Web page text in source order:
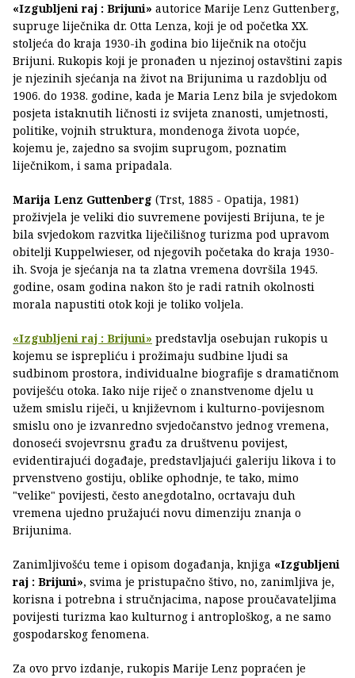
«Izgubljeni raj : Brijuni» autorice Marije Lenz Guttenberg,
supruge liječnika dr. Otta Lenza, koji je od početka XX.
stoljeća do kraja 1930-ih godina bio liječnik na otočju
Brijuni. Rukopis koji je pronađen u njezinoj ostavštini zapis
je njezinih sjećanja na život na Brijunima u razdoblju od
1906. do 1938. godine, kada je Maria Lenz bila je svjedokom
posjeta istaknutih ličnosti iz svijeta znanosti, umjetnosti,
politike, vojnih struktura, mondenoga života uopće,
kojemu je, zajedno sa svojim suprugom, poznatim
liječnikom, i sama pripadala.
Marija Lenz Guttenberg (Trst, 1885 - Opatija, 1981)
proživjela je veliki dio suvremene povijesti Brijuna, te je
bila svjedokom razvitka liječilišnog turizma pod upravom
obitelji Kuppelwieser, od njegovih početaka do kraja 1930-
ih. Svoja je sjećanja na ta zlatna vremena dovršila 1945.
godine, osam godina nakon što je radi ratnih okolnosti
morala napustiti otok koji je toliko voljela.
«Izgubljeni raj : Brijuni» predstavlja osebujan rukopis u
kojemu se isprepliću i prožimaju sudbine ljudi sa
sudbinom prostora, individualne biografije s dramatičnom
poviješću otoka. Iako nije riječ o znanstvenome djelu u
užem smislu riječi, u književnom i kulturno-povijesnom
smislu ono je izvanredno svjedočanstvo jednog vremena,
donoseći svojevrsnu građu za društvenu povijest,
evidentirajući događaje, predstavljajući galeriju likova i to
prvenstveno gostiju, oblike ophodnje, te tako, mimo
"velike" povijesti, često anegdotalno, ocrtavaju duh
vremena ujedno pružajući novu dimenziju znanja o
Brijunima.
Zanimljivošću teme i opisom događanja, knjiga «Izgubljeni
raj : Brijuni», svima je pristupačno štivo, no, zanimljiva je,
korisna i potrebna i stručnjacima, napose proučavateljima
povijesti turizma kao kulturnog i antroploškog, a ne samo
gospodarskog fenomena.
Za ovo prvo izdanje, rukopis Marije Lenz popraćen je